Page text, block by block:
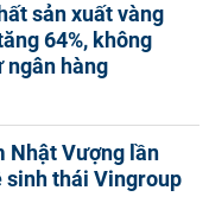
sản xuất vàng
64%, không
ngân hàng
Nhật Vượng lần
sinh thái Vingroup